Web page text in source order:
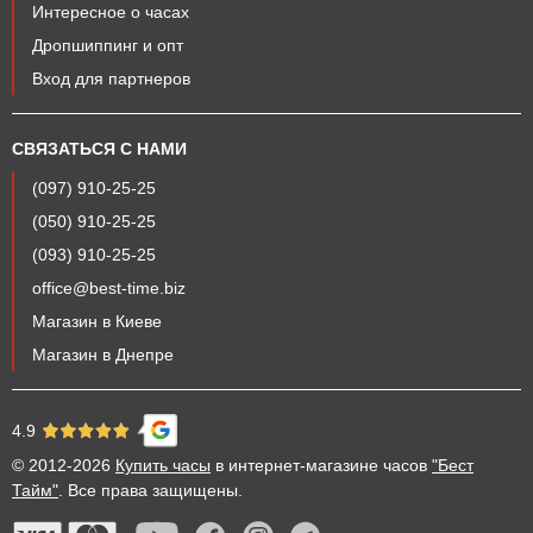
экстремальных видов отдыха. Дополнительные функции
пригодятся туристам, рыбакам и охотникам. В магазине “Бест-
Ниже представлен рейтинг популярных моделей.
SANDA BIKE GREEN
Часы “Санда” с кварцевым механизмом, которые
предназначены для военных. Тактическая модель оснащена
контуру корпуса. Внешне часы выполнены в армейском стиле,
цвет корпуса из поликарбоната и ремешка из каучука — хаки.
Это делает модель практичной и придает маскировочные
секундомер;
будильник;
дата, день недели и месяц;
подсветка циферблата.
Интересное о часах
Дропшиппинг и опт
Вход для партнеров
СВЯЗАТЬСЯ С НАМИ
(097) 910-25-25
(050) 910-25-25
(093) 910-25-25
office@best-time.biz
Магазин в Киеве
Магазин в Днепре
4.9
© 2012-2026 Купить часы в интернет-магазине часов "Бест
Тайм" . Все права защищены.